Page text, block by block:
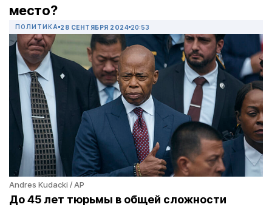
место?
ПОЛИТИКА 28 СЕНТЯБРЯ 2024 20:53
Andres Kudacki / AP
До 45 лет тюрьмы в общей сложности